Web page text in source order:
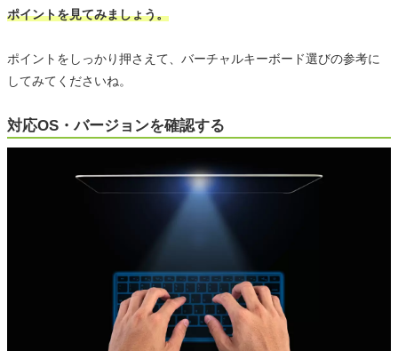
ポイントを見てみましょう。
ポイントをしっかり押さえて、バーチャルキーボード選びの参考に
してみてくださいね。
対応OS・バージョンを確認する